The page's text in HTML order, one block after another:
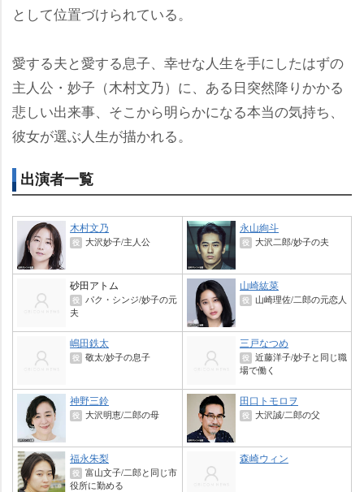
として位置づけられている。
愛する夫と愛する息子、幸せな人生を手にしたはずの
主人公・妙子（木村文乃）に、ある日突然降りかかる
悲しい出来事、そこから明らかになる本当の気持ち、
彼女が選ぶ人生が描かれる。
出演者一覧
木村文乃
役 大沢妙子/主人公
永山絢斗
役 大沢二郎/妙子の夫
砂田アトム
役 パク・シンジ/妙子の元
夫
山崎紘菜
役 山崎理佐/二郎の元恋人
嶋田鉄太
役 敬太/妙子の息子
三戸なつめ
役 近藤洋子/妙子と同じ職
場で働く
神野三鈴
役 大沢明恵/二郎の母
田口トモロヲ
役 大沢誠/二郎の父
福永朱梨
役 富山文子/二郎と同じ市
役所に勤める
森崎ウィン